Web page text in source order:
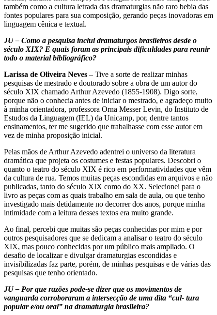
também como a cultura letrada das dramaturgias não raro bebia das
fontes populares para sua composição, gerando peças inovadoras em
linguagem cênica e textual.
JU – Como a pesquisa inclui dramaturgos brasileiros desde o
século XIX? E quais foram as principais dificuldades para reunir
todo o material bibliográfico?
Larissa de Oliveira Neves – Tive a sorte de realizar minhas
pesquisas de mestrado e doutorado sobre a obra de um autor do
século XIX chamado Arthur Azevedo (1855-1908). Digo sorte,
porque não o conhecia antes de iniciar o mestrado, e agradeço muito
à minha orientadora, professora Orna Messer Levin, do Instituto de
Estudos da Linguagem (IEL) da Unicamp, por, dentre tantos
ensinamentos, ter me sugerido que trabalhasse com esse autor em
vez de minha proposição inicial.
Pelas mãos de Arthur Azevedo adentrei o universo da literatura
dramática que projeta os costumes e festas populares. Descobri o
quanto o teatro do século XIX é rico em performatividades que vêm
da cultura de rua. Temos muitas peças escondidas em arquivos e não
publicadas, tanto do século XIX como do XX. Selecionei para o
livro as peças com as quais trabalho em sala de aula, ou que tenho
investigado mais detidamente no decorrer dos anos, porque minha
intimidade com a leitura desses textos era muito grande.
Ao final, percebi que muitas são peças conhecidas por mim e por
outros pesquisadores que se dedicam a analisar o teatro do século
XIX, mas pouco conhecidas por um público mais ampliado. O
desafio de localizar e divulgar dramaturgias escondidas e
invisibilizadas faz parte, porém, de minhas pesquisas e de várias das
pesquisas que tenho orientado.
JU – Por que razões pode-se dizer que os movimentos de
vanguarda corroboraram a intersecção de uma dita “cul- tura
popular e/ou oral” na dramaturgia brasileira?